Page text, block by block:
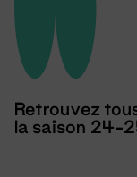
Retrouvez
la saison 24-